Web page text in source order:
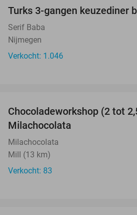
Turks 3-gangen keuzediner
Serif Baba
Nijmegen
Verkocht: 1.046
Chocoladeworkshop (2 tot
Milachocolata
Milachocolata
Mill (13 km)
Verkocht: 83